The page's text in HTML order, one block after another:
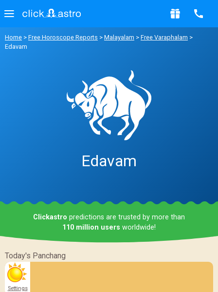
Home > Free Horoscope Reports > Malayalam > Free Varaphalam >
Edavam
Edavam
Clickastro predictions are trusted by more than
110 million users worldwide!
Today's Panchang
Settings